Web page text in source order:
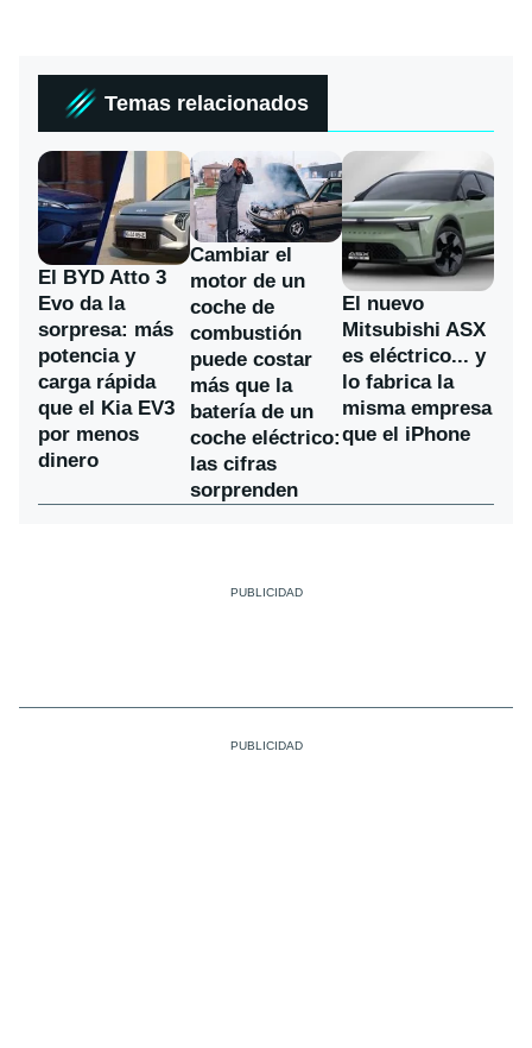
Temas relacionados
El BYD Atto 3
Evo da la
sorpresa: más
potencia y
carga rápida
que el Kia EV3
por menos
dinero
Cambiar el
motor de un
coche de
combustión
puede costar
más que la
batería de un
coche eléctrico:
las cifras
sorprenden
El nuevo
Mitsubishi ASX
es eléctrico... y
lo fabrica la
misma empresa
que el iPhone